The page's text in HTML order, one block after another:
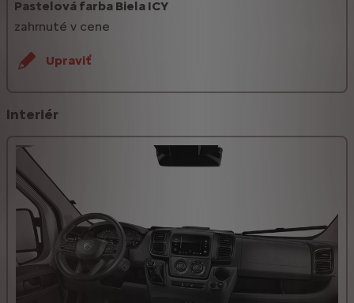
Pastelová farba Biela ICY
zahrnuté v cene
Upraviť
Interiér